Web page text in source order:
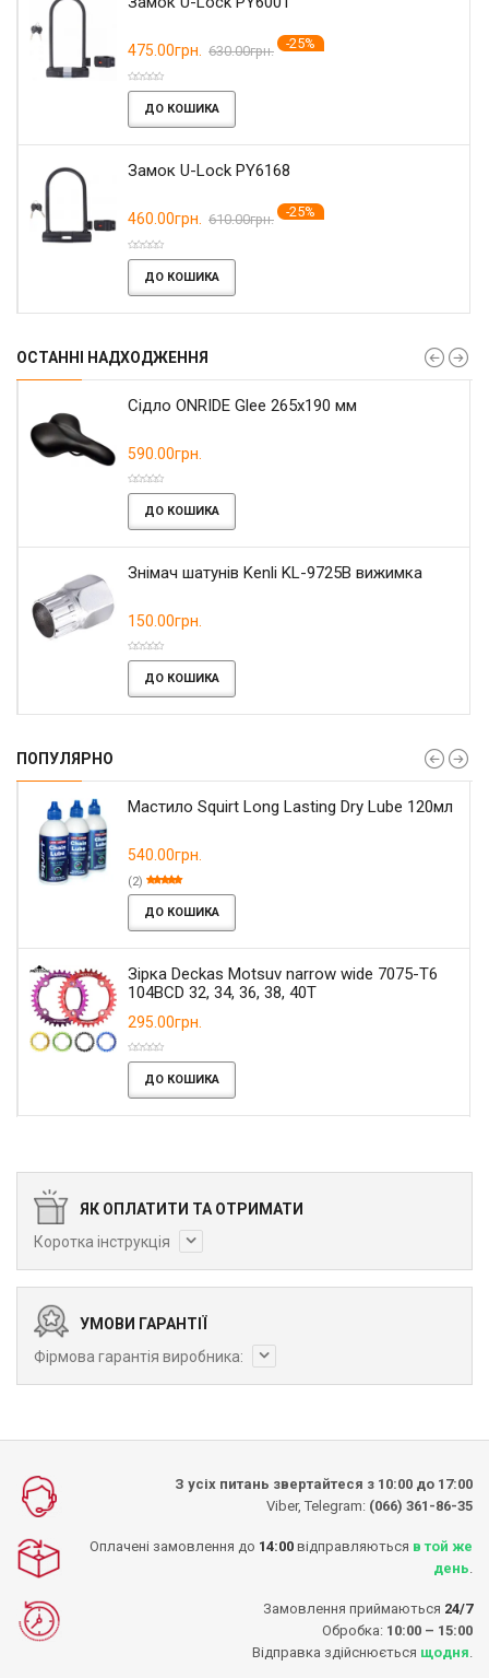
475.00грн. 630.00грн. -25%
ДО КОШИКА
Замок U-Lock PY6168
460.00грн. 610.00грн. -25%
ДО КОШИКА
ОСТАННІ НАДХОДЖЕННЯ
Сідло ONRIDE Glee 265x190 мм
590.00грн.
ДО КОШИКА
Знімач шатунів Kenli KL-9725B вижимка
150.00грн.
ДО КОШИКА
ПОПУЛЯРНО
Мастило Squirt Long Lasting Dry Lube 120мл
540.00грн.
(2)
ДО КОШИКА
Зірка Deckas Motsuv narrow wide 7075-T6
104BCD 32, 34, 36, 38, 40T
295.00грн.
ДО КОШИКА
ЯК ОПЛАТИТИ ТА ОТРИМАТИ
Коротка інструкція
УМОВИ ГАРАНТІЇ
Фірмова гарантія виробника:
З усіх питань звертайтеся з 10:00 до 17:00
Viber, Telegram: (066) 361-86-35
Оплачені замовлення до 14:00 відправляються в той же
день
Замовлення приймаються 24/7
Обробка: 10:00 – 15:00
Відправка здійснюється щодня